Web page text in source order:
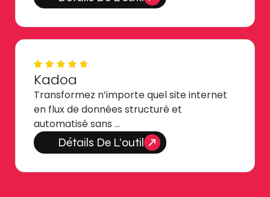
Kadoa
Transformez n’importe quel site internet
en flux de données structuré et
automatisé sans …
Détails De L'outil